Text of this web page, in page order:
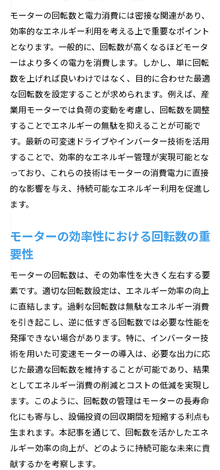
最新技術で実現する回転数管理の進化
回転数調整でモーターの寿命はどう変わるの
か
モーター寿命を延ばす回転数の見直し
摩耗と回転数の関係性を理解する
回転数調整がもたらすメンテナンスの減
少
寿命延長のための回転数最適化戦略
耐久性向上に寄与する回転数管理方法
長寿命モーターを実現するための技術革
新
省エネを実現するための回転数設定
回転数調整で削減できるエネルギー消費
持続可能な運用を支える回転数管理
最適化するための回転数設定ガイドライ
ン
エネルギー効率を最大化する回転数の役
割
持続可能な未来を実現するモーターの回転数
管理
持続可能性を高めるための回転数戦略
環境に優しい回転数調整の実践例
持続可能なエネルギー使用を促す技術
将来に向けた回転数管理の重要性
モーターの回転数と電力消費には密接な関連があり、
効率的なエネルギー利用を考える上で重要なポイント
となります。一般的に、回転数が高くなるほどモータ
ーはより多くの電力を消費します。しかし、単に回転
数を上げれば良いわけではなく、目的に合わせた最適
な回転数を設定することが求められます。例えば、産
業用モーターでは負荷の変動を考慮し、回転数を調整
することでエネルギーの無駄を抑えることが可能で
す。最新の可変速ドライブやインバーター技術を活用
することで、効率的なエネルギー管理が実現可能とな
っており、これらの技術はモーターの消費電力に直接
的な影響を与え、持続可能なエネルギー利用を促進し
ます。
モーターの効率性における回転数の重
要性
モーターの回転数は、その効率性を大きく左右する要
素です。適切な回転数設定は、エネルギー効率の向上
に直結します。過剰な回転数は無駄なエネルギー消費
を引き起こし、逆に低すぎる回転数では必要な性能を
発揮できない場合があります。特に、インバーター技
術を用いた可変速モーターの導入は、必要な出力に応
じた最適な回転数を維持することが可能であり、結果
としてエネルギー消費の削減とコストの低減を実現し
ます。このように、回転数の管理はモーターの長寿命
化にも寄与し、設備投資の回収期間を短縮する利点も
生まれます。本記事を通じて、回転数を活かしたエネ
ルギー効率の向上が、どのように持続可能な未来に貢
献するかを考察します。